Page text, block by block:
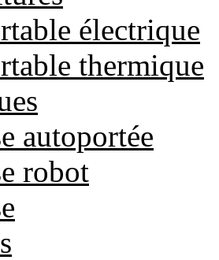
électrique
thermique
autoportée
robot